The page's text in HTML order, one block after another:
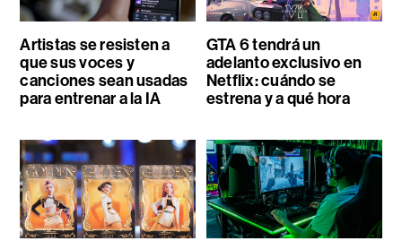
Artistas se resisten a
que sus voces y
canciones sean usadas
para entrenar a la IA
GTA 6 tendrá un
adelanto exclusivo en
Netflix: cuándo se
estrena y a qué hora